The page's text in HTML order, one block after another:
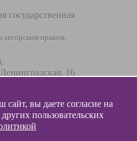
государственная
авторским правом,
16
вы даете согласие на
пользовательских